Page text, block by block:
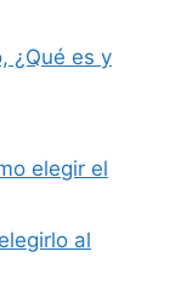
¿Qué es y
elegir el
al